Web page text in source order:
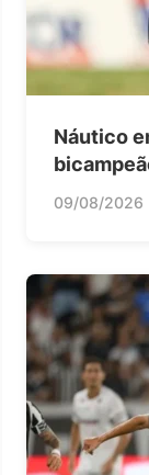
Náutico
09/08/2026